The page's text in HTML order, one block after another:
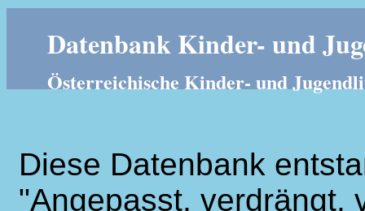
Datenbank Kinder- und
Österreichische Kinder- und
Diese Datenbank
"Angepasst, verdrängt,